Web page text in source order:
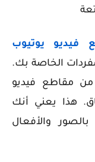
فيديو يوتيوب
الخاصة بك.
مقاطع فيديو
هذا يعني أنك
والأفعال